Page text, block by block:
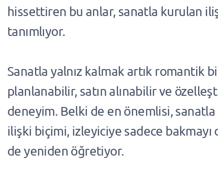
hissettiren bu anlar, sanatla kurulan
tanımlıyor.
Sanatla yalnız kalmak artık romantik
planlanabilir, satın alınabilir ve
deneyim. Belki de en önemlisi,
ilişki biçimi, izleyiciye sadece
de yeniden öğretiyor.